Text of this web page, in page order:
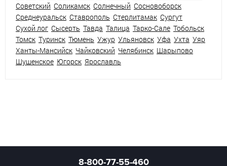
Советский Соликамск Солнечный Сосновоборск
Среднеуральск Ставрополь Стерлитамак Сургут
Сухой лог Сысерть Тавда Талица Тарко-Сале Тобольск
Томск Туринск Тюмень Ужур Ульяновск Уфа Ухта Уяр
Ханты-Мансийск Чайковский Челябинск Шарыпово
Шушенское Югорск Ярославль
8-800-77-55-460